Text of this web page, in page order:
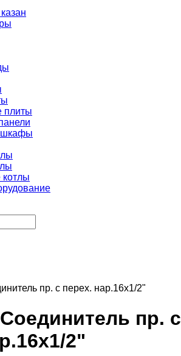
плиты
шкафы
котлы
пр. с перех. нар.16х1/2"
пр. с
2"